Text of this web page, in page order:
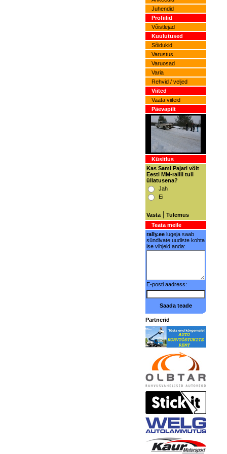
Juhendid
Profiilid
Võistlejad
Kuulutused
Sõidukid
Varustus
Varuosad
Varia
Rehvid / veljed
Viited
Vaata viiteid
Päevapilt
Küsitlus
Kas Sami Pajari võit
Eesti MM-rallil tuli
üllatusena?
Jah
Ei
Vasta | Tulemus
Teata meile
rally.ee lugeja saab
sündivate uudiste kohta
ise vihjeid anda:
E-posti aadress:
Saada teade
Partnerid